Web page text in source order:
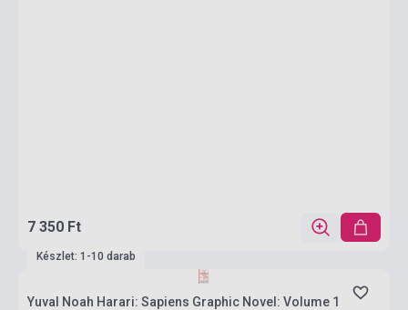
7 350 Ft
Készlet: 1-10 darab
Yuval Noah Harari: Sapiens Graphic Novel: Volume 1